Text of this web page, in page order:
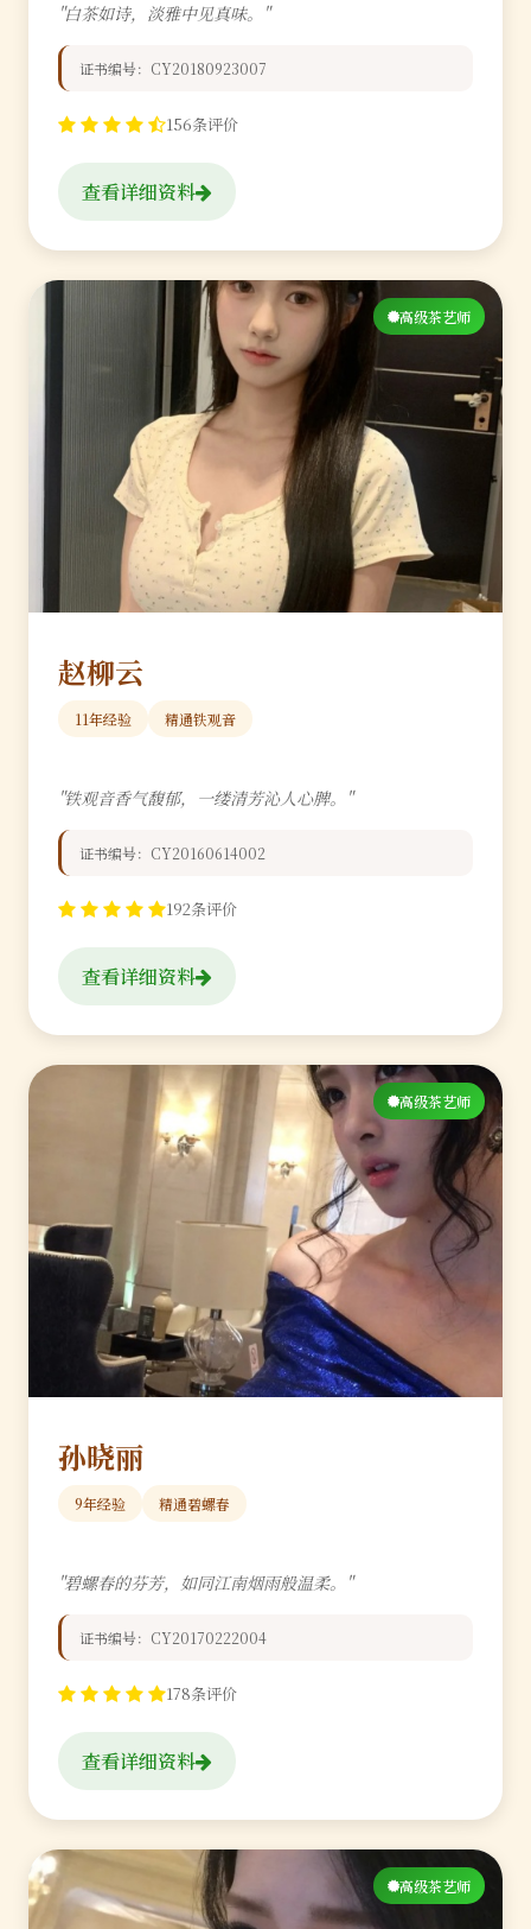
"白茶如诗，淡雅中见真味。"
证书编号：CY20180923007
156条评价
查看详细资料
高级茶艺师
赵柳云
11年经验 精通铁观音
"铁观音香气馥郁，一缕清芳沁人心脾。"
证书编号：CY20160614002
192条评价
查看详细资料
高级茶艺师
孙晓丽
9年经验 精通碧螺春
"碧螺春的芬芳，如同江南烟雨般温柔。"
证书编号：CY20170222004
178条评价
查看详细资料
高级茶艺师